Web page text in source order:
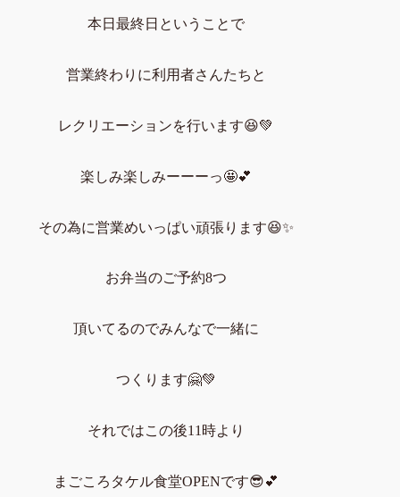
本日最終日ということで
営業終わりに利用者さんたちと
レクリエーションを行います😆💚
楽しみ楽しみーーーっ🤩💕
その為に営業めいっぱい頑張ります😆✨
お弁当のご予約8つ
頂いてるのでみんなで一緒に
つくります🤗💚
それではこの後11時より
まごころタケル食堂OPENです😎💕